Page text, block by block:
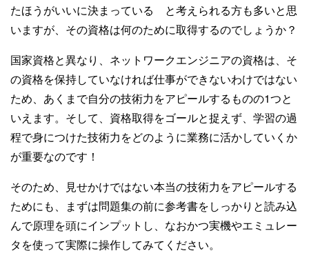
たほうがいいに決まっている と考えられる方も多いと思
いますが、その資格は何のために取得するのでしょうか？
国家資格と異なり、ネットワークエンジニアの資格は、そ
の資格を保持していなければ仕事ができないわけではない
ため、あくまで自分の技術力をアピールするものの1つと
いえます。そして、資格取得をゴールと捉えず、学習の過
程で身につけた技術力をどのように業務に活かしていくか
が重要なのです！
そのため、見せかけではない本当の技術力をアピールする
ためにも、まずは問題集の前に参考書をしっかりと読み込
んで原理を頭にインプットし、なおかつ実機やエミュレー
タを使って実際に操作してみてください。